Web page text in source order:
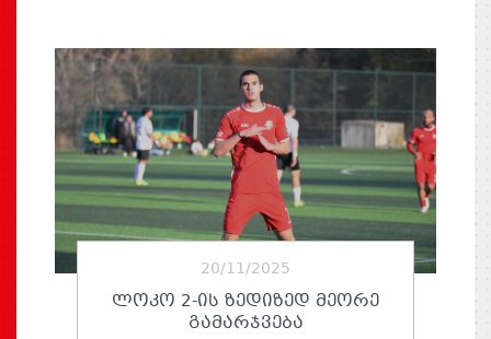
20/11/2025
ᲚᲝᲙᲝ 2-ᲘᲡ ᲖᲔᲓᲘᲖᲔᲓ ᲛᲔᲝᲠᲔ
ᲒᲐᲛᲐᲠᲯᲕᲔᲑᲐ